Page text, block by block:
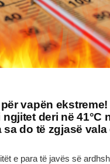
vapën ekstreme!
deri në 41°C
sa do të zgjasë vala
e para të javës së